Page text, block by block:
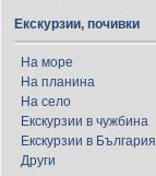
Екскурзии, почивки
На море
На планина
На село
Екскурзии в чужбина
Екскурзии в България
Други